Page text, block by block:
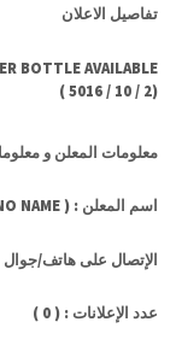
تفاصيل الاعلان
BOTTLE AVAILABLE
(
2
/
10
/
5016
)
معلومات المعلن و
اسم المعلن : ( NO NAME )
الإتصال على هاتف/جوال : (
عدد الإعلانات : ( 0 )